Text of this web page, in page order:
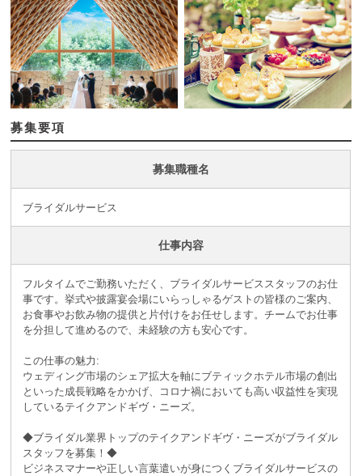
募集要項
募集職種名
ブライダルサービス
仕事内容
フルタイムでご勤務いただく、ブライダルサービススタッフのお仕
事です。挙式や披露宴会場にいらっしゃるゲストの皆様のご案内、
お食事やお飲み物の提供と片付けをお任せします。チームでお仕事
を分担して進めるので、未経験の方も安心です。
この仕事の魅力:
ウェディング市場のシェア拡大を軸にブティックホテル市場の創出
といった成長戦略をかかげ、コロナ禍においても高い収益性を実現
しているテイクアンドギヴ・ニーズ。
◆ブライダル業界トップのテイクアンドギヴ・ニーズがブライダル
スタッフを募集！◆
ビジネスマナーや正しい言葉遣いが身につくブライダルサービスの